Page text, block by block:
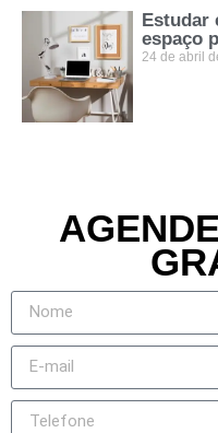
Estudar
espaço
24 de abril